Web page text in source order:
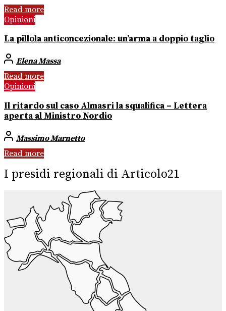
Read more
Opinioni
La pillola anticoncezionale: un’arma a doppio taglio
Elena Massa
Read more
Opinioni
Il ritardo sul caso Almasri la squalifica – Lettera
aperta al Ministro Nordio
Massimo Marnetto
Read more
I presidi regionali di Articolo21